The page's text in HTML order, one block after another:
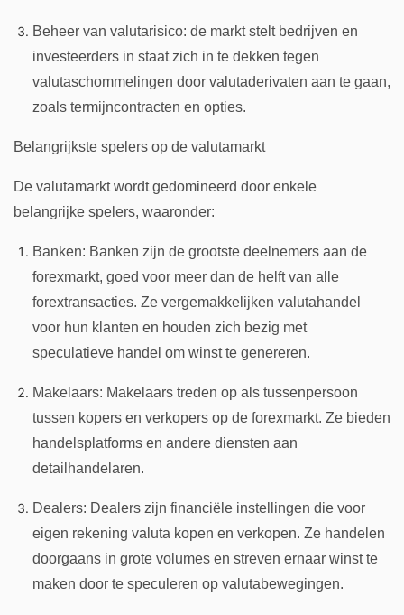
Beheer van valutarisico: de markt stelt bedrijven en
investeerders in staat zich in te dekken tegen
valutaschommelingen door valutaderivaten aan te gaan,
zoals termijncontracten en opties.
Belangrijkste spelers op de valutamarkt
De valutamarkt wordt gedomineerd door enkele
belangrijke spelers, waaronder:
Banken: Banken zijn de grootste deelnemers aan de
forexmarkt, goed voor meer dan de helft van alle
forextransacties. Ze vergemakkelijken valutahandel
voor hun klanten en houden zich bezig met
speculatieve handel om winst te genereren.
Makelaars: Makelaars treden op als tussenpersoon
tussen kopers en verkopers op de forexmarkt. Ze bieden
handelsplatforms en andere diensten aan
detailhandelaren.
Dealers: Dealers zijn financiële instellingen die voor
eigen rekening valuta kopen en verkopen. Ze handelen
doorgaans in grote volumes en streven ernaar winst te
maken door te speculeren op valutabewegingen.